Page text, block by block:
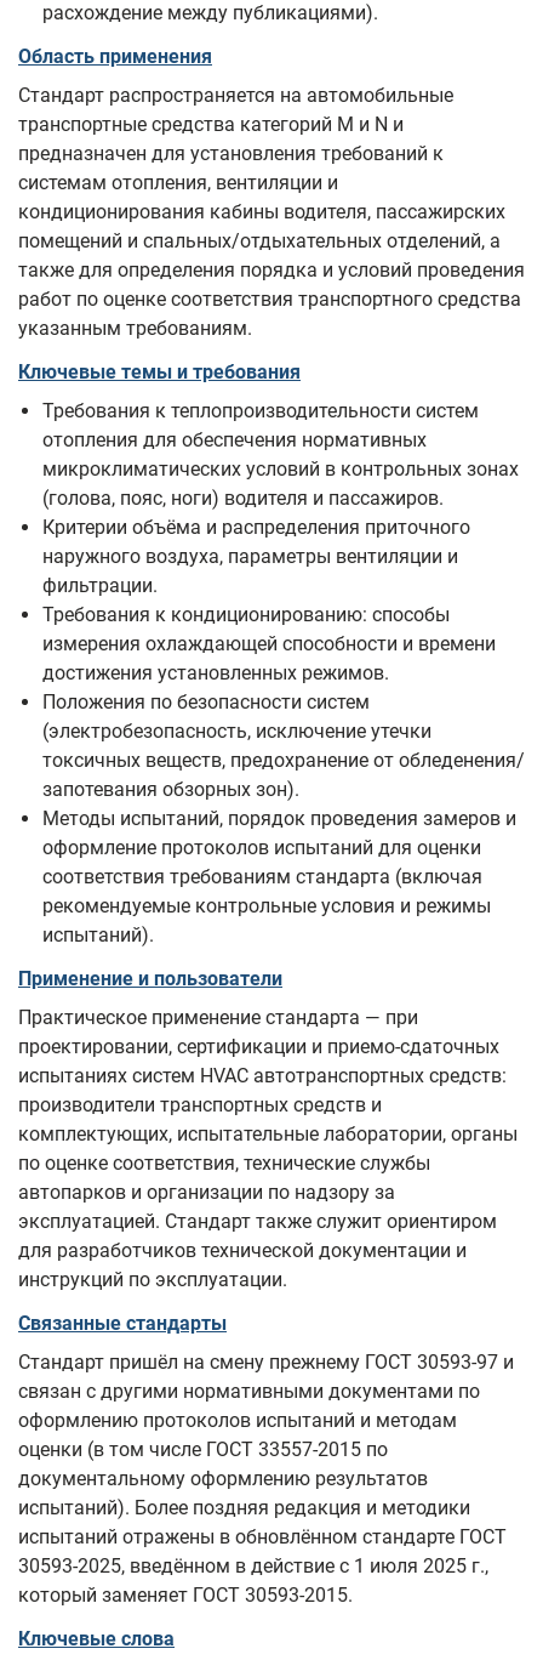
расхождение между публикациями).
Область применения
Стандарт распространяется на автомобильные
транспортные средства категорий М и N и
предназначен для установления требований к
системам отопления, вентиляции и
кондиционирования кабины водителя, пассажирских
помещений и спальных/отдыхательных отделений, а
также для определения порядка и условий проведения
работ по оценке соответствия транспортного средства
указанным требованиям.
Ключевые темы и требования
Требования к теплопроизводительности систем
отопления для обеспечения нормативных
микроклиматических условий в контрольных зонах
(голова, пояс, ноги) водителя и пассажиров.
Критерии объёма и распределения приточного
наружного воздуха, параметры вентиляции и
фильтрации.
Требования к кондиционированию: способы
измерения охлаждающей способности и времени
достижения установленных режимов.
Положения по безопасности систем
(электробезопасность, исключение утечки
токсичных веществ, предохранение от обледенения/
запотевания обзорных зон).
Методы испытаний, порядок проведения замеров и
оформление протоколов испытаний для оценки
соответствия требованиям стандарта (включая
рекомендуемые контрольные условия и режимы
испытаний).
Применение и пользователи
Практическое применение стандарта — при
проектировании, сертификации и приемо-сдаточных
испытаниях систем HVAC автотранспортных средств:
производители транспортных средств и
комплектующих, испытательные лаборатории, органы
по оценке соответствия, технические службы
автопарков и организации по надзору за
эксплуатацией. Стандарт также служит ориентиром
для разработчиков технической документации и
инструкций по эксплуатации.
Связанные стандарты
Стандарт пришёл на смену прежнему ГОСТ 30593-97 и
связан с другими нормативными документами по
оформлению протоколов испытаний и методам
оценки (в том числе ГОСТ 33557-2015 по
документальному оформлению результатов
испытаний). Более поздняя редакция и методики
испытаний отражены в обновлённом стандарте ГОСТ
30593-2025, введённом в действие с 1 июля 2025 г.,
который заменяет ГОСТ 30593-2015.
Ключевые слова